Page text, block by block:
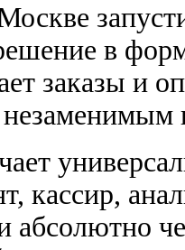
в
заказы и
кассир,
абсолютно